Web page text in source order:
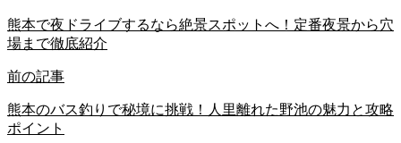
熊本で夜ドライブするなら絶景スポットへ！定番夜景から穴
場まで徹底紹介
前の記事
熊本のバス釣りで秘境に挑戦！人里離れた野池の魅力と攻略
ポイント